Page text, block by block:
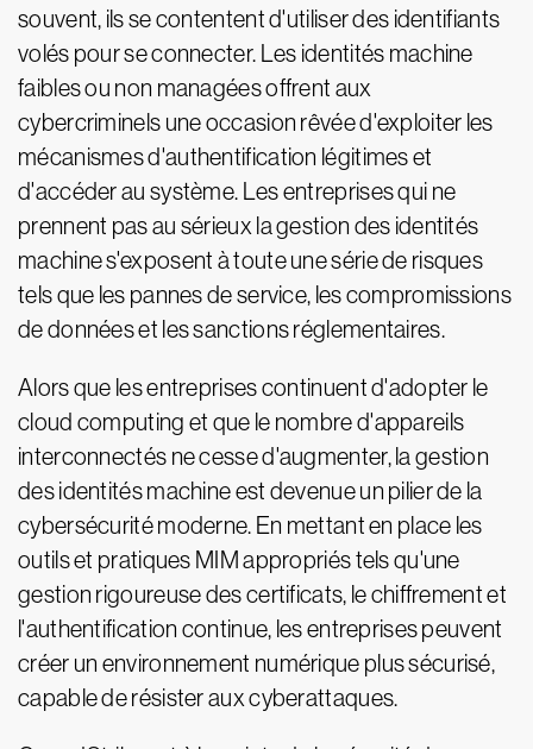
souvent, ils se contentent d'utiliser des identifiants
volés pour se connecter. Les identités machine
faibles ou non managées offrent aux
cybercriminels une occasion rêvée d'exploiter les
mécanismes d'authentification légitimes et
d'accéder au système. Les entreprises qui ne
prennent pas au sérieux la gestion des identités
machine s'exposent à toute une série de risques
tels que les pannes de service, les compromissions
de données et les sanctions réglementaires.
Alors que les entreprises continuent d'adopter le
cloud computing et que le nombre d'appareils
interconnectés ne cesse d'augmenter, la gestion
des identités machine est devenue un pilier de la
cybersécurité moderne. En mettant en place les
outils et pratiques MIM appropriés tels qu'une
gestion rigoureuse des certificats, le chiffrement et
l'authentification continue, les entreprises peuvent
créer un environnement numérique plus sécurisé,
capable de résister aux cyberattaques.